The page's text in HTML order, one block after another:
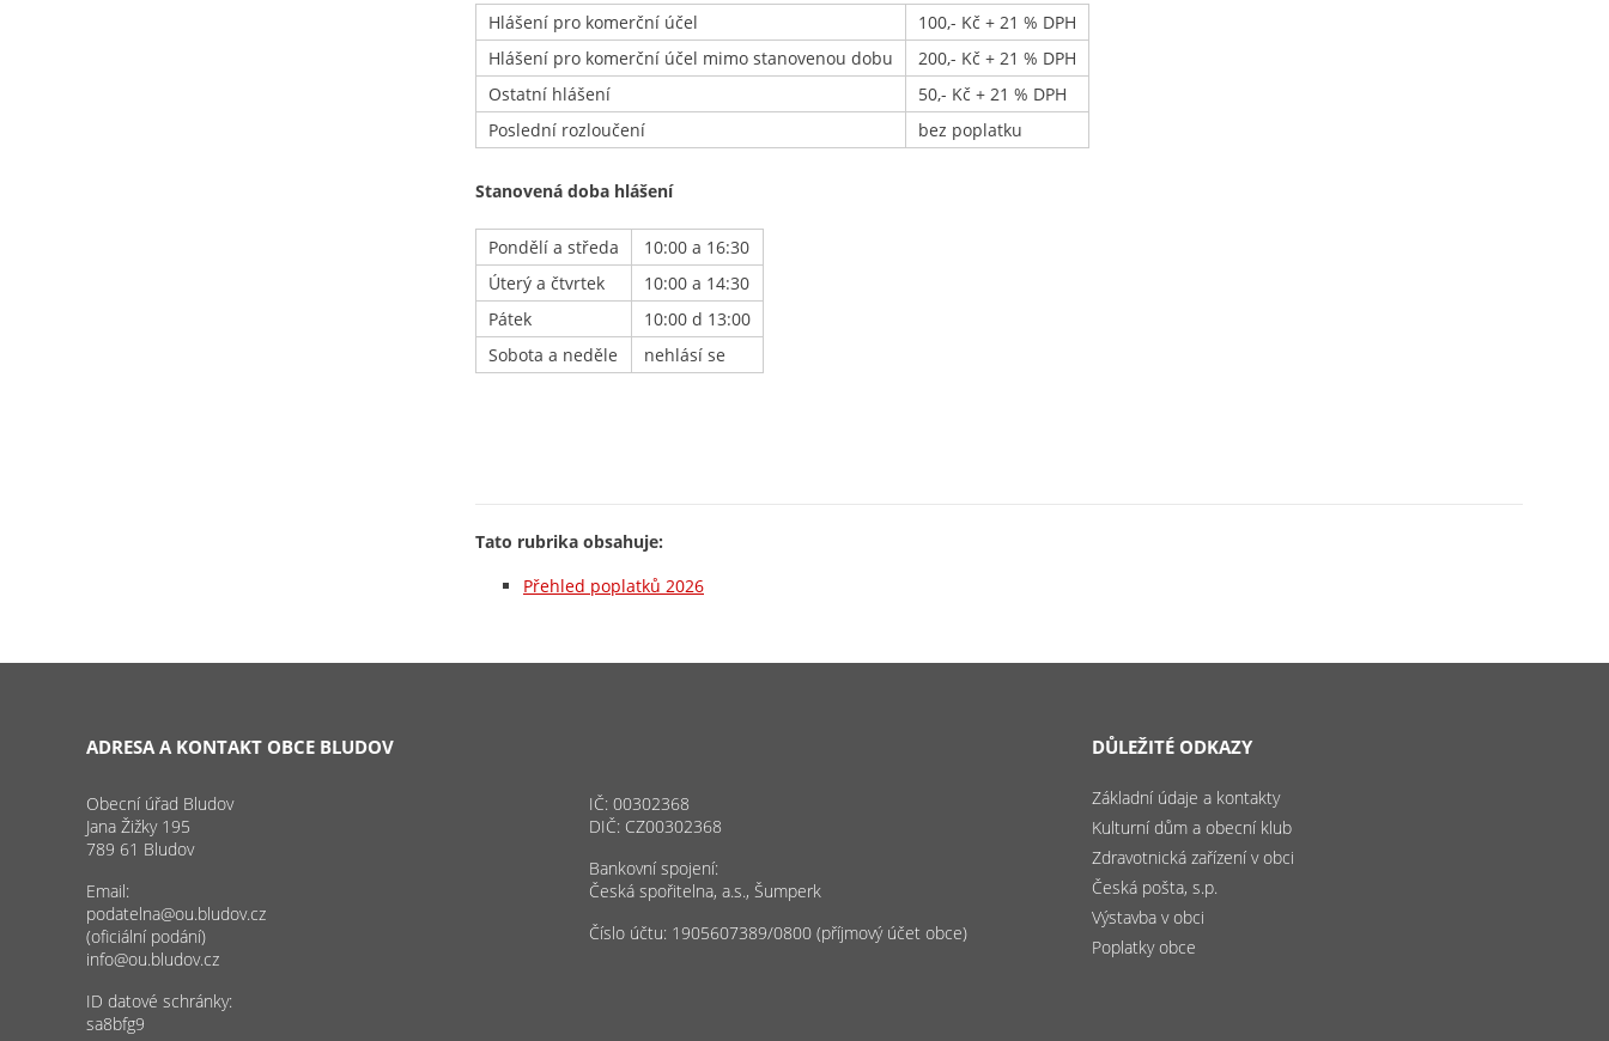
Hlášení pro komerční účel
100,- Kč + 21 % DPH
Hlášení pro komerční účel mimo stanovenou dobu
200,- Kč + 21 % DPH
Ostatní hlášení
50,- Kč + 21 % DPH
Poslední rozloučení
bez poplatku
Stanovená doba hlášení
Pondělí a středa
10:00 a 16:30
Úterý a čtvrtek
10:00 a 14:30
Pátek
10:00 d 13:00
Sobota a neděle
nehlásí se
Tato rubrika obsahuje:
Přehled poplatků 2026
ADRESA A KONTAKT OBCE BLUDOV
Obecní úřad Bludov
Jana Žižky 195
789 61 Bludov
Email:
podatelna@ou.bludov.cz
(oficiální podání)
info@ou.bludov.cz
ID datové schránky:
sa8bfg9
IČ: 00302368
DIČ: CZ00302368
Bankovní spojení:
Česká spořitelna, a.s., Šumperk
Číslo účtu: 1905607389/0800 (příjmový účet obce)
DŮLEŽITÉ ODKAZY
Základní údaje a kontakty
Kulturní dům a obecní klub
Zdravotnická zařízení v obci
Česká pošta, s.p.
Výstavba v obci
Poplatky obce